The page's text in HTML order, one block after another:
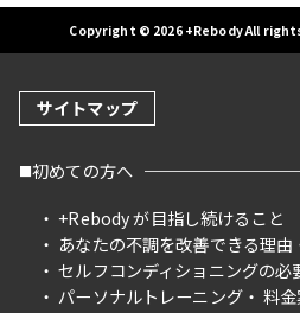
Copyright © 2026 +Rebody All
サイトマップ
初めての方へ
+Rebody が目指し続けること
あなたの不調を改善できる理由
セルフコンディショニングの必
パーソナルトレーニング
料